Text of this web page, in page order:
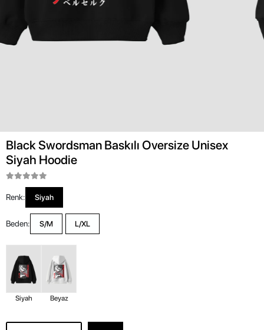
Black Swordsman Baskılı Oversize Unisex
Siyah Hoodie
Renk: Siyah
Beden: S/M L/XL
Siyah Beyaz